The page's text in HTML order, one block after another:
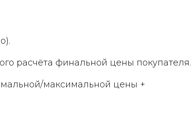
расчёта финальной цены покупателя.
максимальной цены +